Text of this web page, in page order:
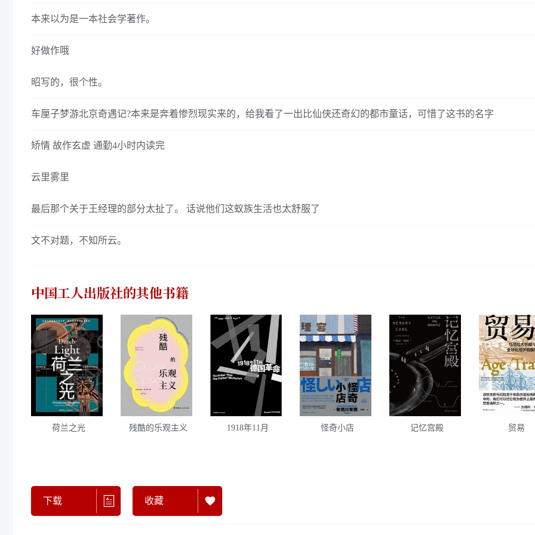
本来以为是一本社会学著作。
好做作哦
昭写的，很个性。
车厘子梦游北京奇遇记?本来是奔着惨烈现实来的，给我看了一出比仙侠还奇幻的都市童话，可惜了这书的名字
矫情 故作玄虚 通勤4小时内读完
云里雾里
最后那个关于王经理的部分太扯了。 话说他们这蚁族生活也太舒服了
文不对题，不知所云。
中国工人出版社的其他书籍
荷兰之光 残酷的乐观主义 1918年11月 怪奇小店 记忆宫殿 贸易
下载 收藏